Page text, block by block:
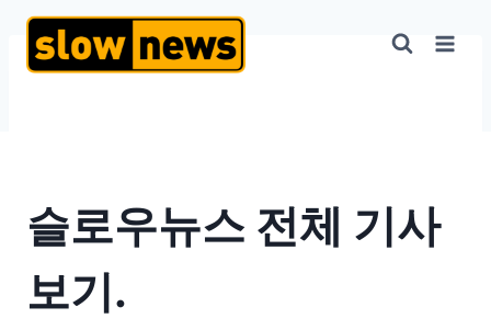
슬로우뉴스 전체 기사
보기.